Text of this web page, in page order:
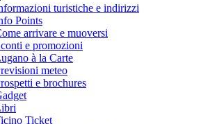
turistiche e indirizzi
Points
arrivare e muoversi
e promozioni
à la Carte
meteo
e brochures
Ticket